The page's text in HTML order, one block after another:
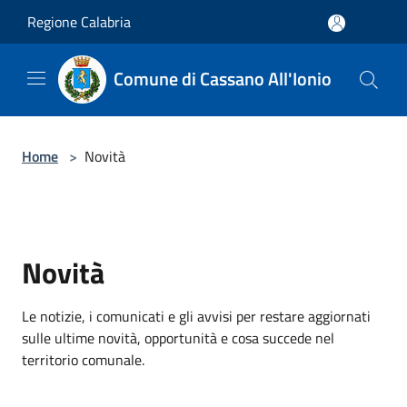
Regione Calabria
Comune di Cassano All'Ionio
Home > Novità
Novità
Le notizie, i comunicati e gli avvisi per restare aggiornati
sulle ultime novità, opportunità e cosa succede nel
territorio comunale.